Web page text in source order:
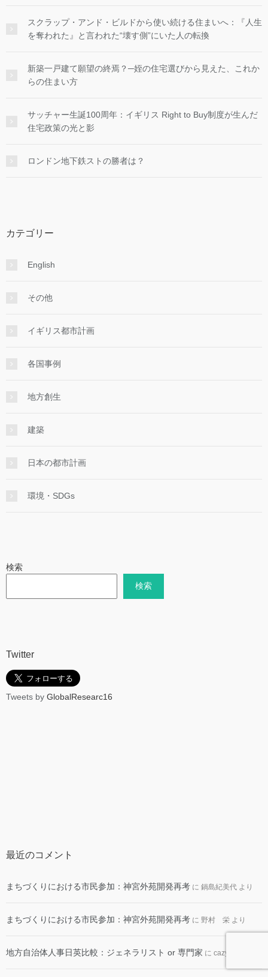
スクラップ・アンド・ビルドから使い続ける住まいへ：『人生
を奪われた』と言われた“壊す側”にいた人の転換
新築一戸建て願望の終焉？─姪の住宅選びから見えた、これか
らの住まい方
サッチャー生誕100周年：イギリス Right to Buy制度が生んだ
住宅政策の光と影
ロンドン地下鉄ストの勝者は？
カテゴリー
English
その他
イギリス都市計画
各国事例
地方創生
建築
日本の都市計画
環境・SDGs
検索
検索
Twitter
Tweets by GlobalResearc16
最近のコメント
まちづくりにおける市民参加：神宮外苑開発再考 に 鍋島紀美代 より
まちづくりにおける市民参加：神宮外苑開発再考 に 野村 栄 より
地方自治体人事日英比較：ジェネラリスト or 専門家 に cazy